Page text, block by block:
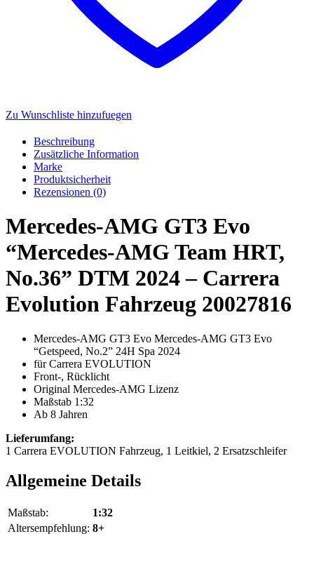
Zu Wunschliste hinzufuegen
Beschreibung
Zusätzliche Information
Marke
Produktsicherheit
Rezensionen (0)
Mercedes-AMG GT3 Evo
“Mercedes-AMG Team HRT,
No.36” DTM 2024 – Carrera
Evolution Fahrzeug 20027816
Mercedes-AMG GT3 Evo Mercedes-AMG GT3 Evo
“Getspeed, No.2” 24H Spa 2024
für Carrera EVOLUTION
Front-, Rücklicht
Original Mercedes-AMG Lizenz
Maßstab 1:32
Ab 8 Jahren
Lieferumfang:
1 Carrera EVOLUTION Fahrzeug, 1 Leitkiel, 2 Ersatzschleifer
Allgemeine Details
Maßstab:
1:32
Altersempfehlung: 8+